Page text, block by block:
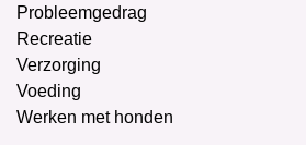
Probleemgedrag
Recreatie
Verzorging
Voeding
Werken met honden